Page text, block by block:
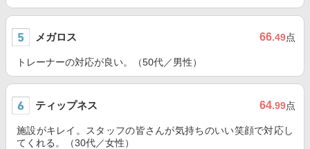
メガロス 66.49点
トレーナーの対応が良い。（50代／男性）
ティップネス 64.99点
施設がキレイ。スタッフの皆さんが気持ちのいい笑顔で対応し
てくれる。（30代／女性）